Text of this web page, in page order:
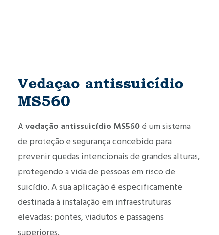
Vedaçao antissuicídio
MS560
A vedação antissuicídio MS560 é um sistema
de proteção e segurança concebido para
prevenir quedas intencionais de grandes alturas,
protegendo a vida de pessoas em risco de
suicídio. A sua aplicação é especificamente
destinada à instalação em infraestruturas
elevadas: pontes, viadutos e passagens
superiores.